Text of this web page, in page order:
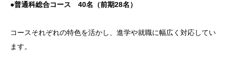
●普通科総合コース 40名（前期28名）
コースそれぞれの特色を活かし、進学や就職に幅広く対応してい
ます。